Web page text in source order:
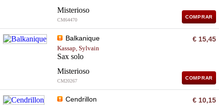
Misterioso
CM64470
COMPRAR
Balkanique
Kassap, Sylvain
Sax solo
Misterioso
CM20267
€ 15,45
COMPRAR
Cendrillon € 10,15